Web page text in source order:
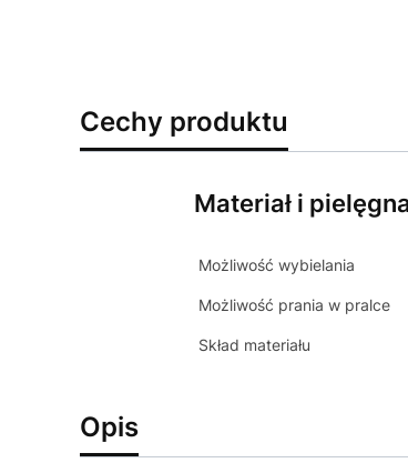
Cechy produktu
Materiał i
Możliwość wybielania
Możliwość prania w pralce
Skład materiału
Opis